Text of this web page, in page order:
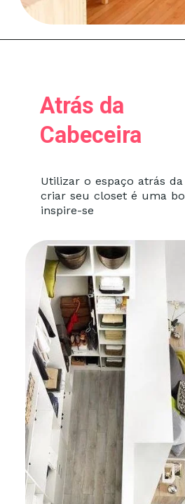
Utilizar o espaço atrás
criar seu closet é uma
inspire-se
Atrás da
Cabeceira